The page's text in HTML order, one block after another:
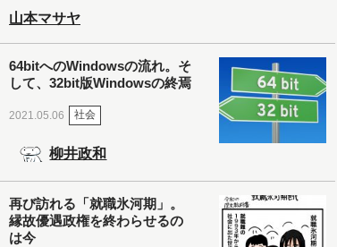
山本マサヤ
64bitへのWindowsの流れ。そ
して、32bit版Windowsの終焉
2021.05.06 社会
柳井政和
再び訪れる「就職氷河期」。
縁故優遇政権を終わらせるの
は今